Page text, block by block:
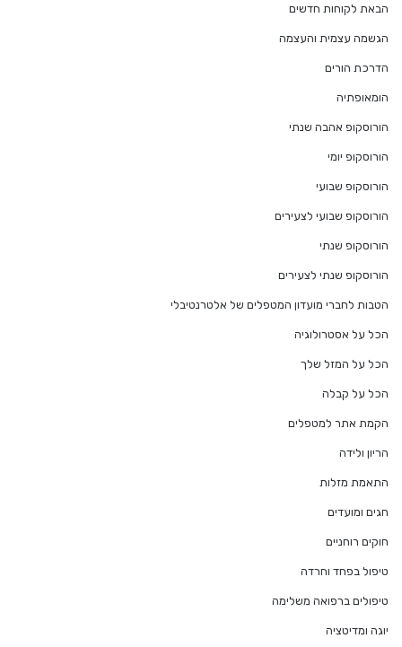
הבאת לקוחות חדשים
הגשמה עצמית והעצמה
הדרכת הורים
הומאופתיה
הורוסקופ אהבה שנתי
הורוסקופ יומי
הורוסקופ שבועי
הורוסקופ שבועי לצעירים
הורוסקופ שנתי
הורוסקופ שנתי לצעירים
הטבות לחברי מועדון המטפלים של אלטרנטיבלי
הכל על אסטרולוגיה
הכל על המזל שלך
הכל על קבלה
הקמת אתר למטפלים
הריון ולידה
התאמת מזלות
חגים ומועדים
חוקים רוחניים
טיפול בפחד וחרדה
טיפולים ברפואה משלימה
יוגה ומדיטציה